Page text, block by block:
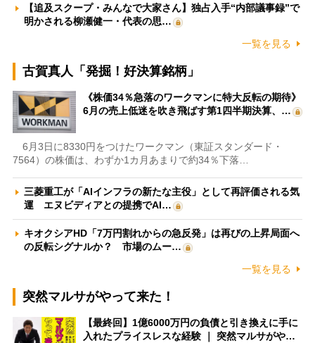
【追及スクープ・みんなで大家さん】独占入手“内部議事録”で
明かされる柳瀬健一・代表の思…
一覧を見る
古賀真人「発掘！好決算銘柄」
《株価34％急落のワークマンに特大反転の期待》
6月の売上低迷を吹き飛ばす第1四半期決算、…
6月3日に8330円をつけたワークマン（東証スタンダード・
7564）の株価は、わずか1カ月あまりで約34％下落…
三菱重工が「AIインフラの新たな主役」として再評価される気
運 エヌビディアとの提携でAI…
キオクシアHD「7万円割れからの急反発」は再びの上昇局面へ
の反転シグナルか？ 市場のムー…
一覧を見る
突然マルサがやって来た！
【最終回】1億6000万円の負債と引き換えに手に
入れたプライスレスな経験 ｜ 突然マルサがや…